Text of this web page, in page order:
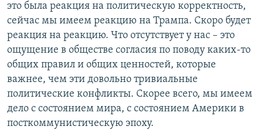
это была реакция на политическую корректность,
сейчас мы имеем реакцию на Трампа. Скоро будет
реакция на реакцию. Что отсутствует у нас – это
ощущение в обществе согласия по поводу каких-то
общих правил и общих ценностей, которые
важнее, чем эти довольно тривиальные
политические конфликты. Скорее всего, мы имеем
дело с состоянием мира, с состоянием Америки в
посткоммунистическую эпоху.